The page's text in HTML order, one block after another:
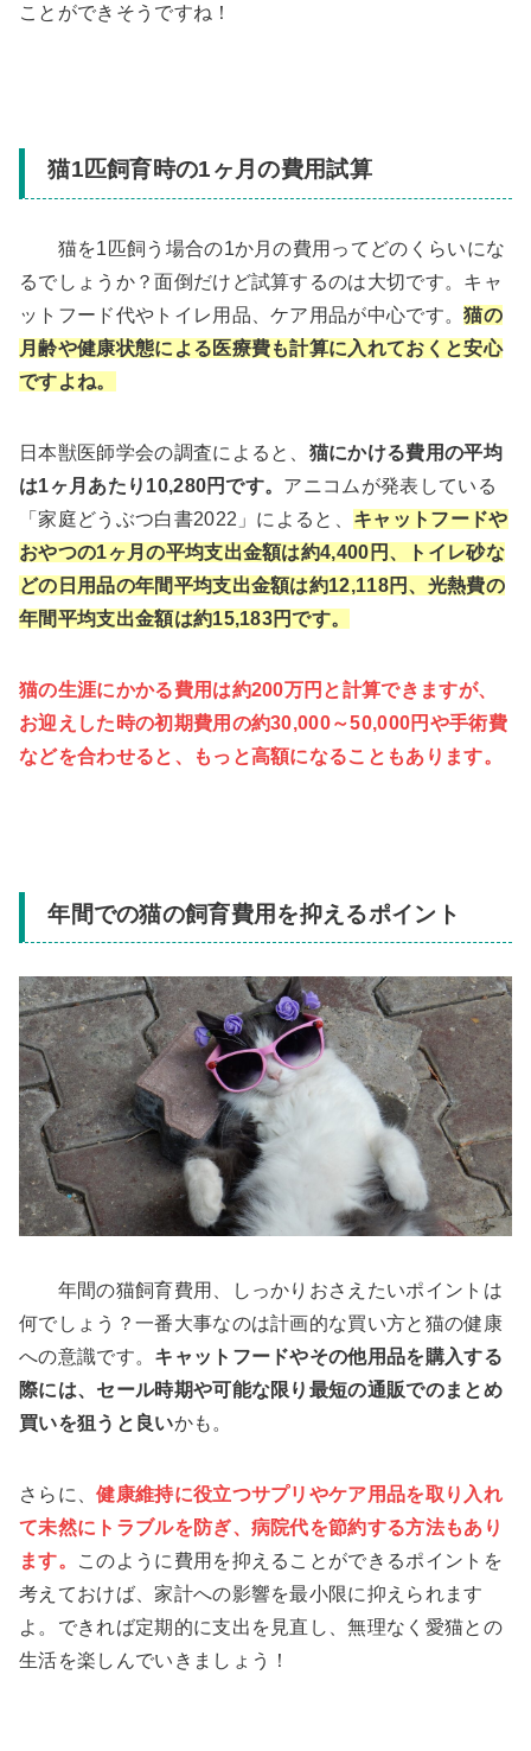
ことができそうですね！
猫1匹飼育時の1ヶ月の費用試算
猫を1匹飼う場合の1か月の費用ってどのくらいにな
るでしょうか？面倒だけど試算するのは大切です。キャ
ットフード代やトイレ用品、ケア用品が中心です。猫の
月齢や健康状態による医療費も計算に入れておくと安心
ですよね。
日本獣医師学会の調査によると、 猫にかける費用の平均
は1ヶ月あたり10,280円です。 アニコムが発表している
「家庭どうぶつ白書2022」によると、 キャットフードや
おやつの1ヶ月の平均支出金額は約4,400円、トイレ砂な
どの日用品の年間平均支出金額は約12,118円、光熱費の
年間平均支出金額は約15,183円です。
猫の生涯にかかる費用は約200万円と計算できますが、
お迎えした時の初期費用の約30,000～50,000円や手術費
などを合わせると、もっと高額になることもあります。
年間での猫の飼育費用を抑えるポイント
年間の猫飼育費用、しっかりおさえたいポイントは
何でしょう？一番大事なのは計画的な買い方と猫の健康
への意識です。 キャットフードやその他用品を購入する
際には、セール時期や可能な限り最短の通販でのまとめ
買いを狙うと良いかも。
さらに、健康維持に役立つサプリやケア用品を取り入れ
て未然にトラブルを防ぎ、病院代を節約する方法もあり
ます。
このように費用を抑えることができるポイントを
考えておけば、家計への影響を最小限に抑えられます
よ。できれば定期的に支出を見直し、無理なく愛猫との
生活を楽しんでいきましょう！